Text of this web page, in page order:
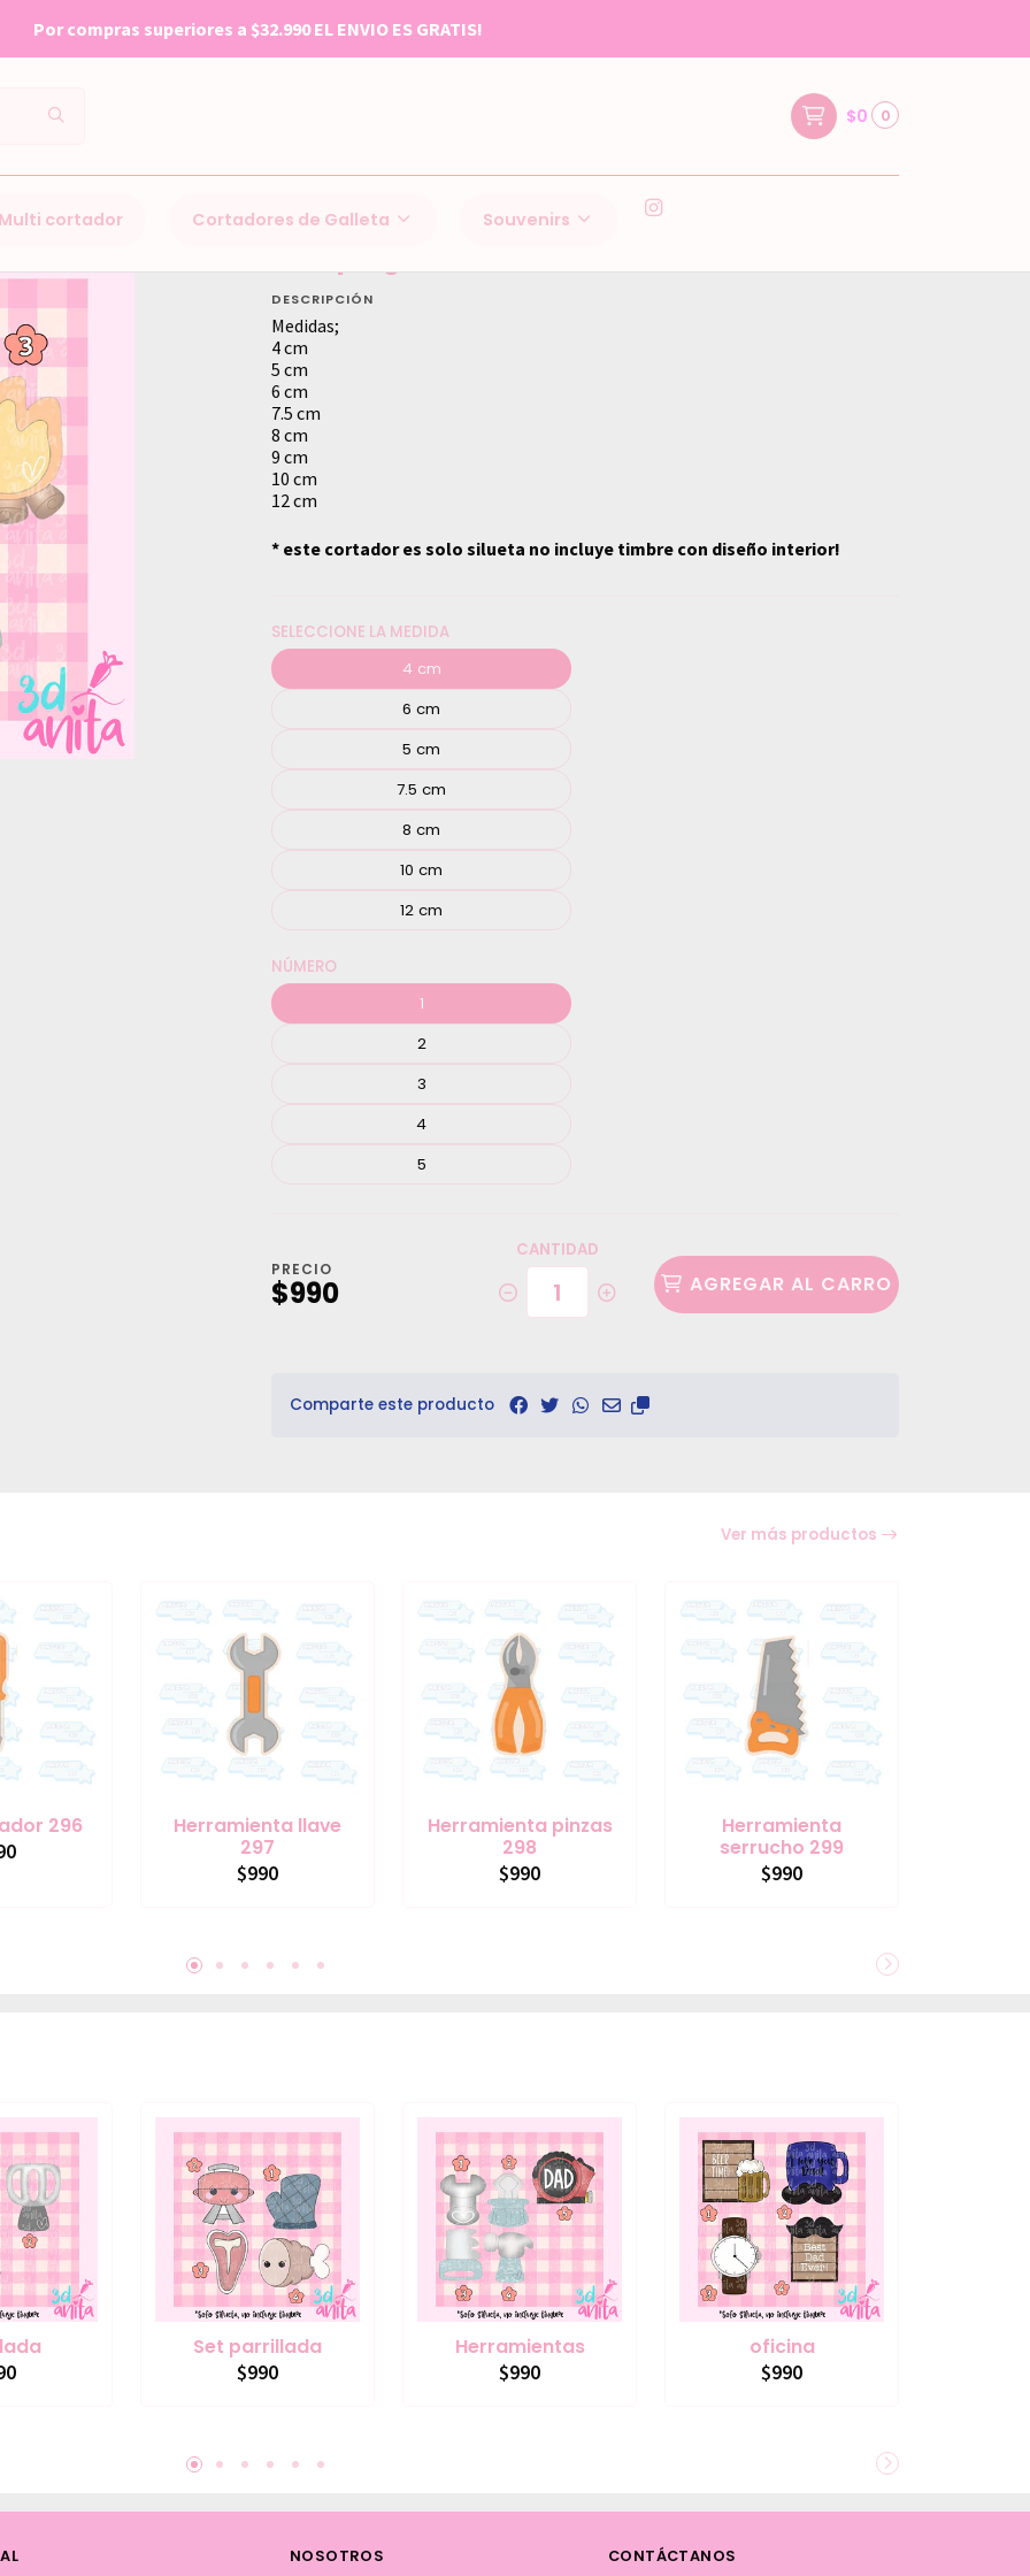
$0 0
Multi cortador Cortadores de Galleta Souvenirs
DE FABRICACION 1-3 DIAS HABILES POSTERIOR A SU COMPRA
DESCRIPCIÓN
Medidas;
4 cm
5 cm
6 cm
7.5 cm
8 cm
9 cm
10 cm
12 cm
* este cortador es solo silueta no incluye timbre con diseño interior!
SELECCIONE LA MEDIDA
4 cm
6 cm
5 cm
7.5 cm
8 cm
10 cm
12 cm
NÚMERO
1
2
3
4
5
PRECIO
$990
CANTIDAD
AGREGAR AL CARRO
Comparte este producto
Ver más productos
296
Herramienta llave
297
$990
Herramienta pinzas
298
$990
Herramienta
serrucho 299
$990
Set parrillada
$990
Herramientas
$990
oficina
$990
NOSOTROS CONTÁCTANOS